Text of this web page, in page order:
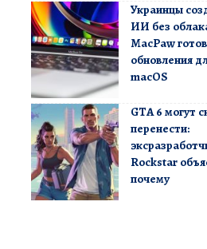
Украинцы
ИИ без
MacPaw
обновления
macOS
GTA 6 могут
перенести:
Rockstar
почему